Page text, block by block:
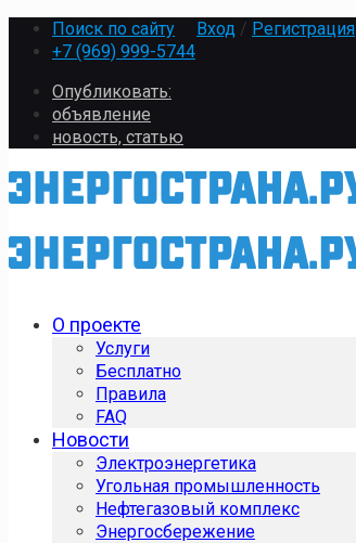
Поиск по сайту Вход / Регистрация
+7 (969) 999-5744
Опубликовать:
объявление
новость, статью
О проекте
Услуги
Бесплатно
Правила
FAQ
Новости
Электроэнергетика
Угольная промышленность
Нефтегазовый комплекс
Энергосбережение